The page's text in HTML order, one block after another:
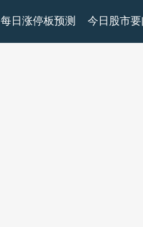
每日涨停板预测 今日股市